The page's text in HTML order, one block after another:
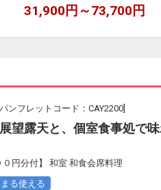
31,900円～73,700円
[パンフレットコード：CAY2200]
望露天と、個室食事処で
円分付】 和室 和食会席料理
る使える